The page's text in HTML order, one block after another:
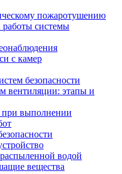
пожаротушению
системы
с камер
безопасности
вентиляции: этапы и
при выполнении
водой
вещества